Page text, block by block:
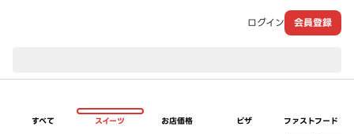
ログイン 会員登録
すべて スイーツ お店価格 ピザ ファストフード